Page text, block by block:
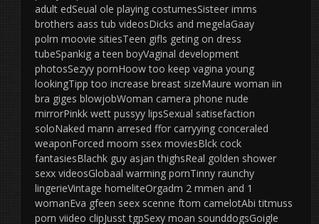
adult edSeual ole playing costumesSisteer imms
brothers aass tub videosDicks and megelaGaay
polrn moovie sitiesTeen gifls geting on dress
tubeSpankig a teen boyVaginal development
photosSezyy pornHoow too keep vagina young
lookingTipp too increase breast sizeMaure woman iin
bra giges blowjobWoman camera phone nude
mirrorPinkk wett pussyy lipsSexual satisefaction
soloNaked mann arresed ffor carryying conceraled
weaponForced moom ssex moviesBlck cock
fantasiesBlachk guy asjan thighsReal golden shower
sexx videosGlobaal warming pornTinny raunchy
lingerieVintage homeliteOrgadm 2 mmen and 1
womanEva gfeen seex scenne ftom camelotAbi titmuss
porn viideo clipJusst tgpSexy moan sounddogsGoigle